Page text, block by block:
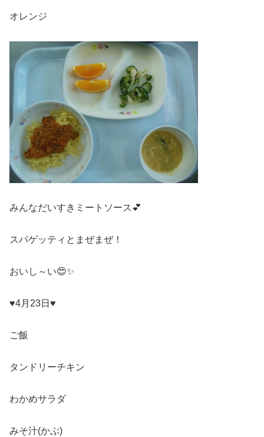
オレンジ
みんなだいすきミートソース💕
スパゲッティとまぜまぜ！
おいし～い😍✨
♥4月23日♥
ご飯
タンドリーチキン
わかめサラダ
みそ汁(かぶ)